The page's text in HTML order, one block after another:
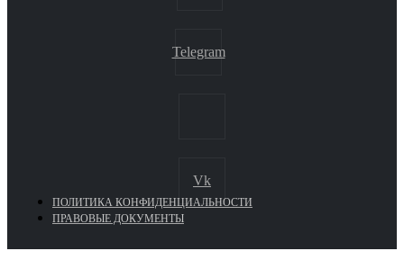
Telegram
Vk
ПОЛИТИКА КОНФИДЕНЦИАЛЬНОСТИ
ПРАВОВЫЕ ДОКУМЕНТЫ